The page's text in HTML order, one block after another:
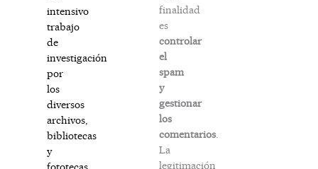
intensivo
trabajo
de
investigación
por
los
diversos
archivos,
bibliotecas
y
finalidad
es
controlar
el
spam
y
gestionar
los
comentarios.
La
legitimación